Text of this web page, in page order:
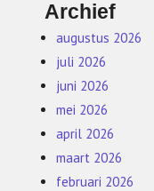
Archief
augustus 2026
juli 2026
juni 2026
mei 2026
april 2026
maart 2026
februari 2026